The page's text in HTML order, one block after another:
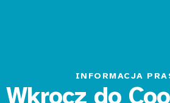
INFORMACJA
Wkrocz do